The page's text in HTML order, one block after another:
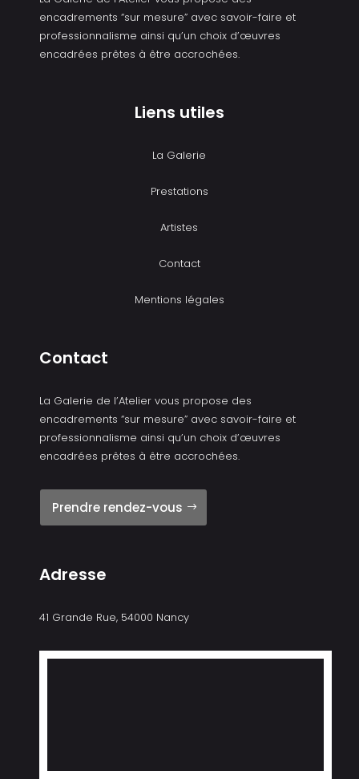
encadrements “sur mesure” avec savoir-faire et
professionnalisme ainsi qu’un choix d’œuvres
encadrées prêtes à être accrochées.
Liens utiles
La Galerie
Prestations
Artistes
Contact
Mentions légales
Contact
La Galerie de l’Atelier vous propose des
encadrements “sur mesure” avec savoir-faire et
professionnalisme ainsi qu’un choix d’œuvres
encadrées prêtes à être accrochées.
Prendre rendez-vous
Adresse
41 Grande Rue, 54000 Nancy